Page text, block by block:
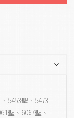
5453聖、5473
聖、6067聖、